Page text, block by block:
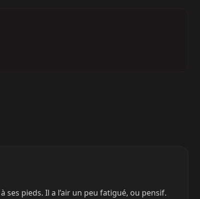
pieds. Il a l’air un peu fatigué, ou pensif.